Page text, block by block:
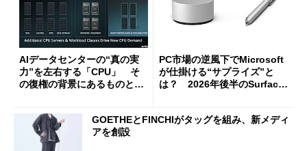
AIデータセンターの“真の実
力”を左右する「CPU」 そ
の復権の背景にあるものと
PC市場の逆風下でMicrosoft
が仕掛ける“サプライズ”と
は？ 2026年後半のSurface
GOETHEとFINCHIがタッグを組み、新メディ
アを創設